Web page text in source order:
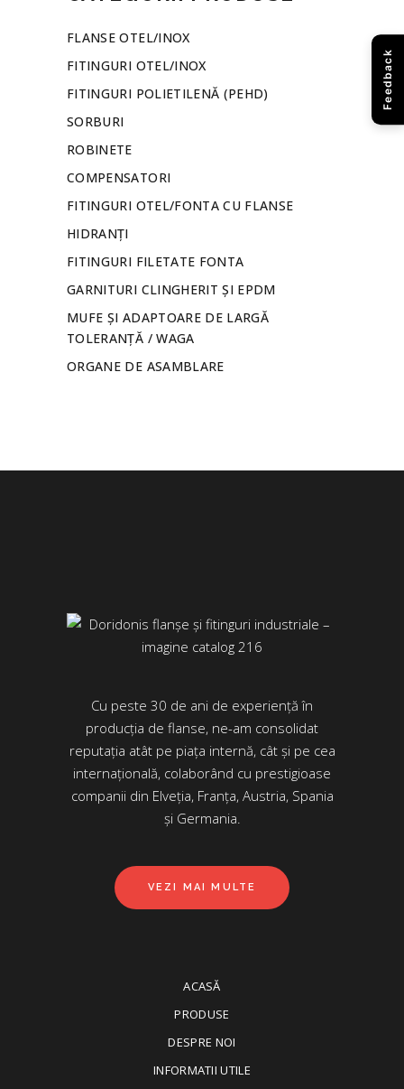
FLANSE OTEL/INOX
FITINGURI OTEL/INOX
FITINGURI POLIETILENĂ (PEHD)
SORBURI
ROBINETE
COMPENSATORI
FITINGURI OTEL/FONTA CU FLANSE
HIDRANȚI
FITINGURI FILETATE FONTA
GARNITURI CLINGHERIT ȘI EPDM
MUFE ȘI ADAPTOARE DE LARGĂ
TOLERANȚĂ / WAGA
ORGANE DE ASAMBLARE
Cu peste 30 de ani de experiență în
producția de flanse, ne-am consolidat
reputația atât pe piața internă, cât și pe cea
internațională, colaborând cu prestigioase
companii din Elveția, Franța, Austria, Spania
și Germania.
VEZI MAI MULTE
ACASĂ
PRODUSE
DESPRE NOI
INFORMATII UTILE
Feedback